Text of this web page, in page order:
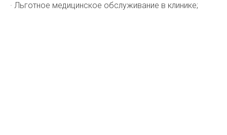
· Льготное медицинское обслуживание в клинике;